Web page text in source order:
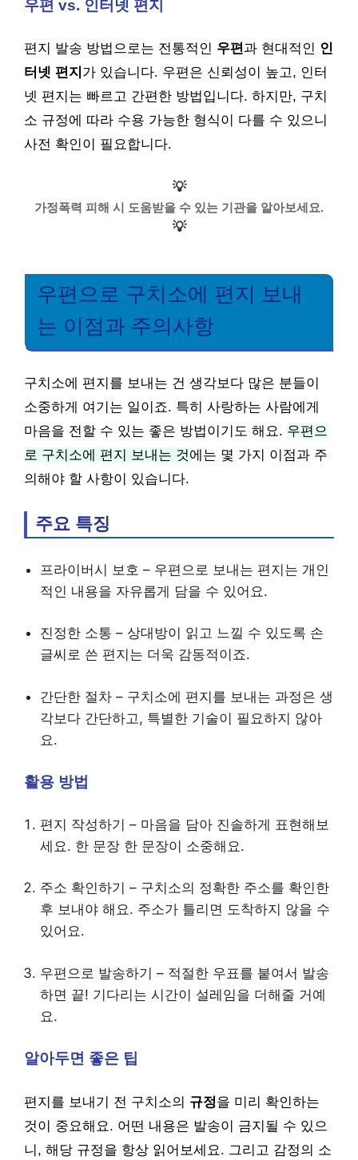
우편 vs. 인터넷 편지
편지 발송 방법으로는 전통적인 우편과 현대적인 인
터넷 편지 가 있습니다. 우편은 신뢰성이 높고, 인터
넷 편지는 빠르고 간편한 방법입니다. 하지만, 구치
소 규정에 따라 수용 가능한 형식이 다를 수 있으니
사전 확인이 필요합니다.
💡
가정폭력 피해 시 도움받을 수 있는 기관을 알아보세요.
💡
우편으로 구치소에 편지 보내
는 이점과 주의사항
구치소에 편지를 보내는 건 생각보다 많은 분들이
소중하게 여기는 일이죠. 특히 사랑하는 사람에게
마음을 전할 수 있는 좋은 방법이기도 해요. 우편으
로 구치소에 편지 보내는 것에는 몇 가지 이점과 주
의해야 할 사항이 있습니다.
주요 특징
프라이버시 보호 – 우편으로 보내는 편지는 개인
적인 내용을 자유롭게 담을 수 있어요.
진정한 소통 – 상대방이 읽고 느낄 수 있도록 손
글씨로 쓴 편지는 더욱 감동적이죠.
간단한 절차 – 구치소에 편지를 보내는 과정은 생
각보다 간단하고, 특별한 기술이 필요하지 않아
요.
활용 방법
편지 작성하기 – 마음을 담아 진솔하게 표현해보
세요. 한 문장 한 문장이 소중해요.
주소 확인하기 – 구치소의 정확한 주소를 확인한
후 보내야 해요. 주소가 틀리면 도착하지 않을 수
있어요.
우편으로 발송하기 – 적절한 우표를 붙여서 발송
하면 끝! 기다리는 시간이 설레임을 더해줄 거예
요.
알아두면 좋은 팁
편지를 보내기 전 구치소의 규정을 미리 확인하는
것이 중요해요. 어떤 내용은 발송이 금지될 수 있으
니, 해당 규정을 항상 읽어보세요. 그리고 감정의 소